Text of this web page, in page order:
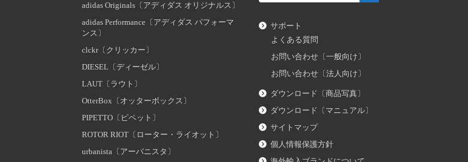
adidas Originals〔アディダス オリジナルス〕
adidas Performance〔アディダス パフォーマ
ンス〕
clckr〔クリッカー〕
DIESEL〔ディーゼル〕
LAUT〔ラウト〕
OtterBox〔オッターボックス〕
PIPETTO〔ピペット〕
ROTOR RIOT〔ローター・ライオット〕
urbanista〔アーバニスタ〕
サポート
よくある質問
お問い合わせ〔一般向け〕
お問い合わせ〔法人向け〕
ダウンロード〔商品写真〕
ダウンロード〔マニュアル〕
サイトマップ
個人情報保護方針